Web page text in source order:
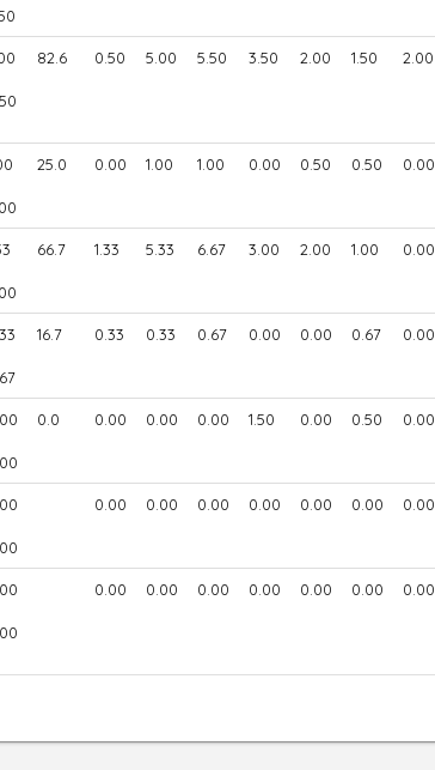
82.6 0.50 5.00 5.50 3.50 2.00 1.50 2.00
25.0 0.00 1.00 1.00 0.00 0.50 0.50 0.00
66.7 1.33 5.33 6.67 3.00 2.00 1.00 0.00
16.7 0.33 0.33 0.67 0.00 0.00 0.67 0.00
0.0 0.00 0.00 0.00 1.50 0.00 0.50 0.00
0.00 0.00 0.00 0.00 0.00 0.00 0.00
0.00 0.00 0.00 0.00 0.00 0.00 0.00